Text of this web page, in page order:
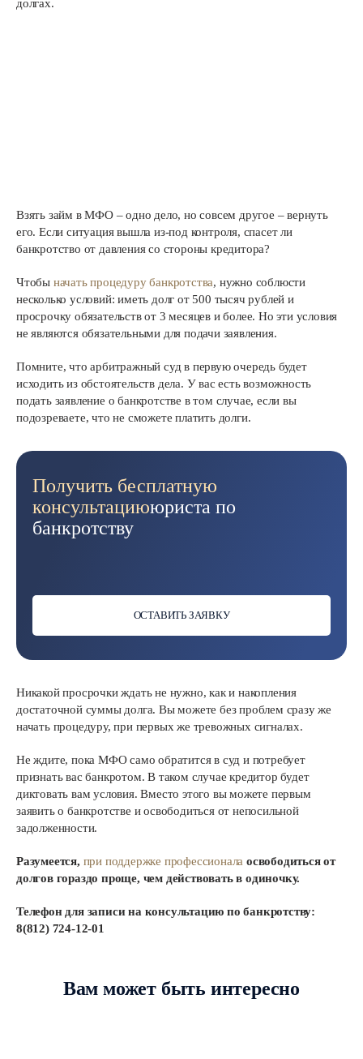
долгах.
Взять займ в МФО – одно дело, но совсем другое – вернуть
его. Если ситуация вышла из-под контроля, спасет ли
банкротство от давления со стороны кредитора?
Чтобы начать процедуру банкротства, нужно соблюсти
несколько условий: иметь долг от 500 тысяч рублей и
просрочку обязательств от 3 месяцев и более. Но эти условия
не являются обязательными для подачи заявления.
Помните, что арбитражный суд в первую очередь будет
исходить из обстоятельств дела. У вас есть возможность
подать заявление о банкротстве в том случае, если вы
подозреваете, что не сможете платить долги.
Получить бесплатную
консультациююриста по
банкротству
ОСТАВИТЬ ЗАЯВКУ
Никакой просрочки ждать не нужно, как и накопления
достаточной суммы долга. Вы можете без проблем сразу же
начать процедуру, при первых же тревожных сигналах.
Не ждите, пока МФО само обратится в суд и потребует
признать вас банкротом. В таком случае кредитор будет
диктовать вам условия. Вместо этого вы можете первым
заявить о банкротстве и освободиться от непосильной
задолженности.
Разумеется, при поддержке профессионала освободиться от
долгов гораздо проще, чем действовать в одиночку.
Телефон для записи на консультацию по банкротству:
8(812) 724-12-01
Вам может быть интересно